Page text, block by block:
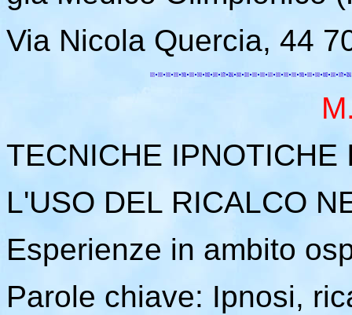
Via Nicola Quercia, 44
TECNICHE IPNOTICHE
L'USO DEL RICALCO
Esperienze in ambito
Parole chiave: Ipnosi,